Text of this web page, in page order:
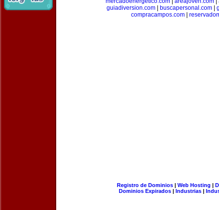
guiadiversion.com| buscapersonal.com|
compracampos.com
Registro de Dominios| Web Hosting |
Dominios Expirados | Industrias |